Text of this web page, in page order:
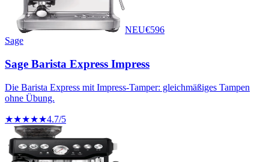
NEU€596
Sage
Sage Barista Express Impress
Die Barista Express mit Impress-Tamper: gleichmäßiges Tampen
ohne Übung.
★★★★★4.7/5